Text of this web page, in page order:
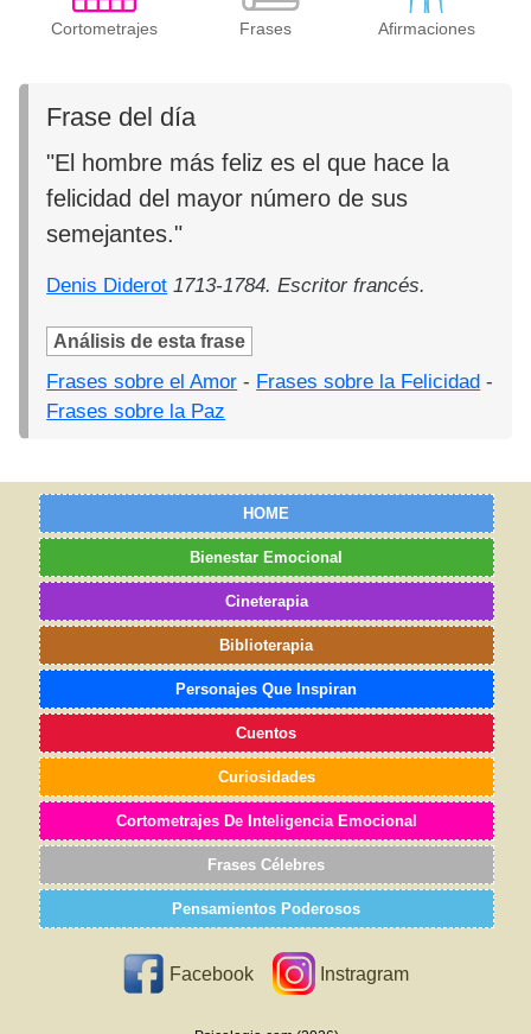
Cortometrajes Frases Afirmaciones
Frase del día
"El hombre más feliz es el que hace la
felicidad del mayor número de sus
semejantes."
Denis Diderot 1713-1784. Escritor francés.
Análisis de esta frase
Frases sobre el Amor - Frases sobre la Felicidad -
Frases sobre la Paz
HOME
Bienestar Emocional
Cineterapia
Biblioterapia
Personajes Que Inspiran
Cuentos
Curiosidades
Cortometrajes De Inteligencia Emocional
Frases Célebres
Pensamientos Poderosos
Facebook Instragram